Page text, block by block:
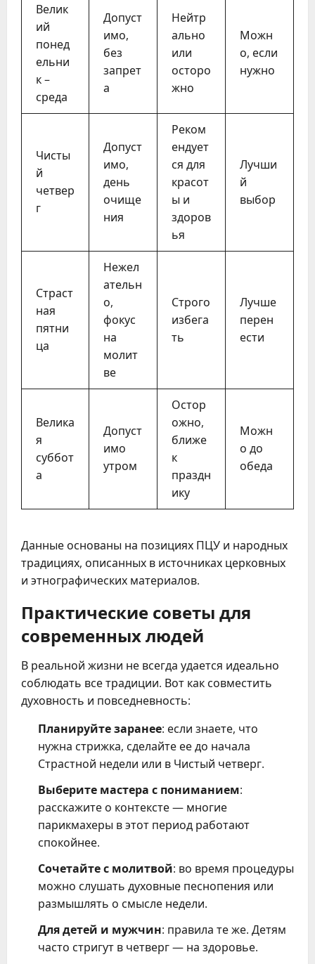
Велик
ий
понед
ельни
к –
среда
Допуст
имо,
без
запрет
а
Нейтр
ально
или
осторо
жно
Можн
о, если
нужно
Чисты
й
четвер
г
Допуст
имо,
день
очище
ния
Реком
ендует
ся для
красот
ы и
здоров
ья
Лучши
й
выбор
Страст
ная
пятни
ца
Нежел
ательн
о,
фокус
на
молит
ве
Строго
избега
ть
Лучше
перен
ести
Велика
я
суббот
а
Допуст
имо
утром
Остор
ожно,
ближе
к
праздн
ику
Можн
о до
обеда
Данные основаны на позициях ПЦУ и народных
традициях, описанных в источниках церковных
и этнографических материалов.
Практические советы для
современных людей
В реальной жизни не всегда удается идеально
соблюдать все традиции. Вот как совместить
духовность и повседневность:
Планируйте заранее: если знаете, что
нужна стрижка, сделайте ее до начала
Страстной недели или в Чистый четверг.
Выберите мастера с пониманием:
расскажите о контексте — многие
парикмахеры в этот период работают
спокойнее.
Сочетайте с молитвой: во время процедуры
можно слушать духовные песнопения или
размышлять о смысле недели.
Для детей и мужчин: правила те же. Детям
часто стригут в четверг — на здоровье.